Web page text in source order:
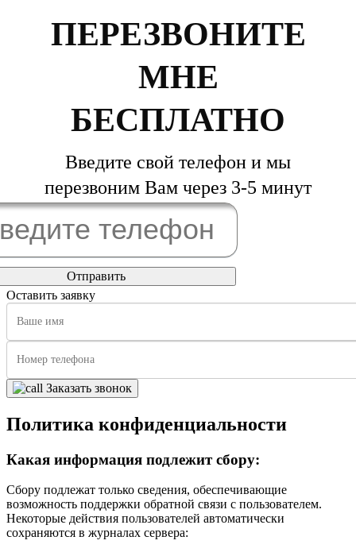
ПЕРЕЗВОНИТЕ
МНЕ
БЕСПЛАТНО
Введите свой телефон и мы
перезвоним Вам через 3-5 минут
Оставить заявку
Заказать звонок
Политика конфиденциальности
Какая информация подлежит сбору:
Сбору подлежат только сведения, обеспечивающие
возможность поддержки обратной связи с пользователем.
Некоторые действия пользователей автоматически
сохраняются в журналах сервера: